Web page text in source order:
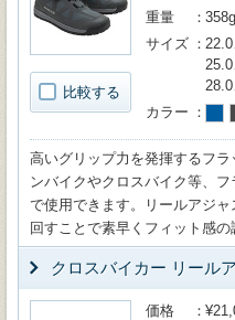
比較する
重量
サイズ
22.0
25.0
カラー
高いグリップ力を発揮するフ
ンバイクやクロスバイク等、
で使用できます。リールアジ
回すことで素早くフィット感の
クロスバイカー リール
価格